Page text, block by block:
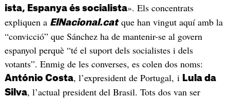
ista, Espanya és socialista». Els concentrats
expliquen a ElNacional.catque han vingut aquí amb la
“convicció” que Sánchez ha de mantenir-se al govern
espanyol perquè “té el suport dels socialistes i dels
votants”. Enmig de les converses, es colen dos noms:
António Costa, l’expresident de Portugal, i Lula da
Silva, l’actual president del Brasil. Tots dos van ser